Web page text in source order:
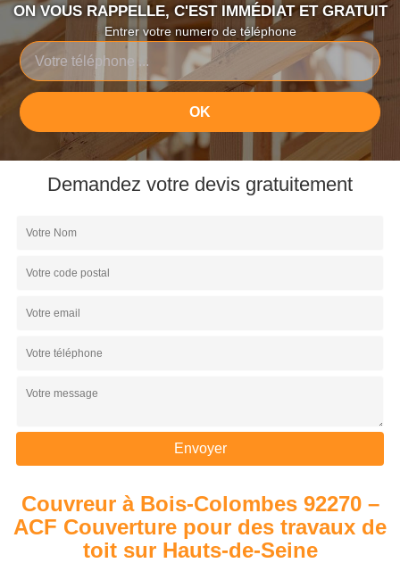
ON VOUS RAPPELLE, C'EST IMMÉDIAT ET GRATUIT
Entrer votre numero de téléphone
Demandez votre devis gratuitement
Couvreur à Bois-Colombes 92270 –
ACF Couverture pour des travaux de
toit sur Hauts-de-Seine